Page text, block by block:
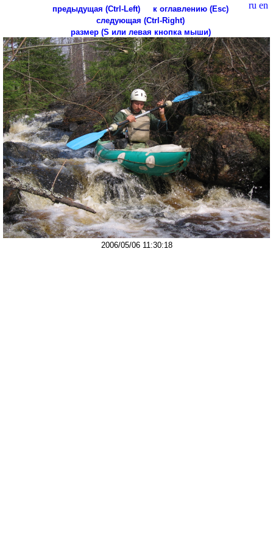
ru en
предыдущая (Ctrl-Left)
к оглавлению (Esc)
следующая (Ctrl-Right)
размер (S или левая кнопка мыши)
2006/05/06 11:30:18